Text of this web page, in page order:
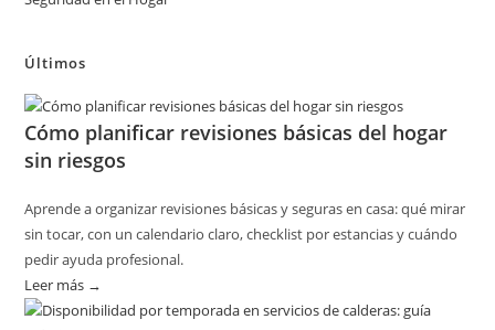
Últimos
Cómo planificar revisiones básicas del hogar
sin riesgos
Aprende a organizar revisiones básicas y seguras en casa: qué mirar
sin tocar, con un calendario claro, checklist por estancias y cuándo
pedir ayuda profesional.
Leer más →
Cómo